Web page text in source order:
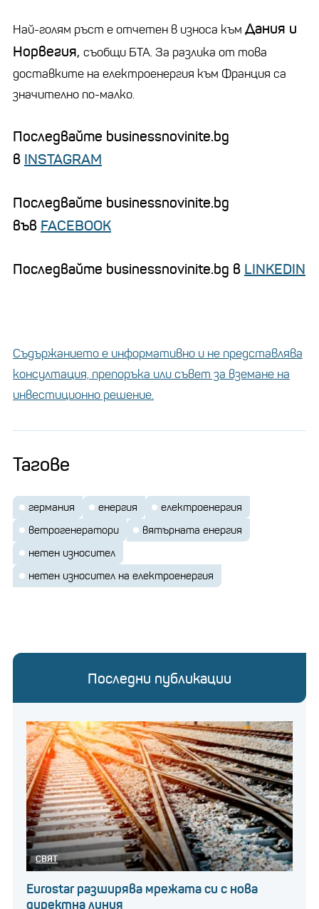
Най-голям ръст е отчетен в износа към Дания и
Норвегия, съобщи БТА. За разлика от това
доставките на електроенергия към Франция са
значително по-малко.
Последвайте businessnovinite.bg
в INSTAGRAM
Последвайте businessnovinite.bg
във FACEBOOK
Последвайте businessnovinite.bg в LINKEDIN
Съдържанието е информативно и не представлява
консултация, препоръка или съвет за вземане на
инвестиционно решение.
Тагове
германия енергия
електроенергия
ветрогенератори
вятърната енергия
нетен износител
нетен износител на електроенергия
Последни публикации
СВЯТ
Eurostar разширява мрежата си с нова
директна линия